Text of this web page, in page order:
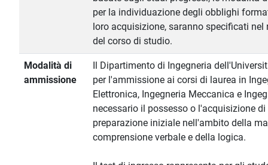
per la individuazione degli obblighi
loro acquisizione, saranno specificati
del corso di studio.
Modalità di
ammissione
Il Dipartimento di Ingegneria
per l'ammissione ai corsi di laurea in
Elettronica, Ingegneria Meccanica e
necessario il possesso o l'acquisizione
preparazione iniziale nell'ambito della
comprensione verbale e della logica.